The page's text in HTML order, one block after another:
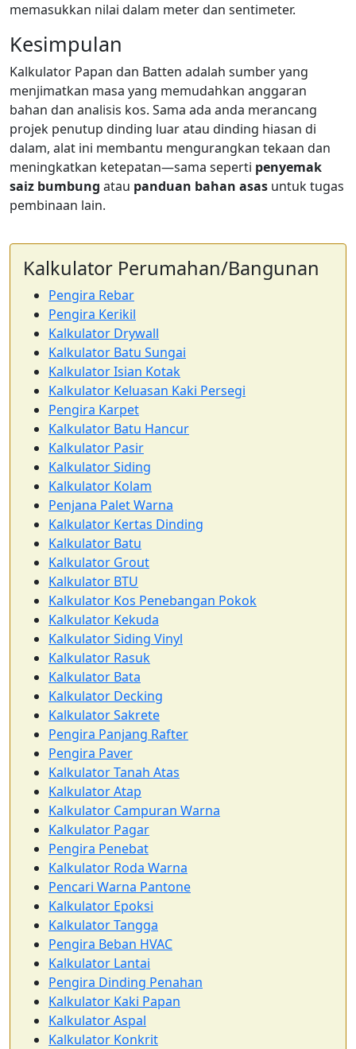
memasukkan nilai dalam meter dan sentimeter.
Kesimpulan
Kalkulator Papan dan Batten adalah sumber yang
menjimatkan masa yang memudahkan anggaran
bahan dan analisis kos. Sama ada anda merancang
projek penutup dinding luar atau dinding hiasan di
dalam, alat ini membantu mengurangkan tekaan dan
meningkatkan ketepatan—sama seperti penyemak
saiz bumbung atau panduan bahan asas untuk tugas
pembinaan lain.
Kalkulator Perumahan/Bangunan
Pengira Rebar
Pengira Kerikil
Kalkulator Drywall
Kalkulator Batu Sungai
Kalkulator Isian Kotak
Kalkulator Keluasan Kaki Persegi
Pengira Karpet
Kalkulator Batu Hancur
Kalkulator Pasir
Kalkulator Siding
Kalkulator Kolam
Penjana Palet Warna
Kalkulator Kertas Dinding
Kalkulator Batu
Kalkulator Grout
Kalkulator BTU
Kalkulator Kos Penebangan Pokok
Kalkulator Kekuda
Kalkulator Siding Vinyl
Kalkulator Rasuk
Kalkulator Bata
Kalkulator Decking
Kalkulator Sakrete
Pengira Panjang Rafter
Pengira Paver
Kalkulator Tanah Atas
Kalkulator Atap
Kalkulator Campuran Warna
Kalkulator Pagar
Pengira Penebat
Kalkulator Roda Warna
Pencari Warna Pantone
Kalkulator Epoksi
Kalkulator Tangga
Pengira Beban HVAC
Kalkulator Lantai
Pengira Dinding Penahan
Kalkulator Kaki Papan
Kalkulator Aspal
Kalkulator Konkrit